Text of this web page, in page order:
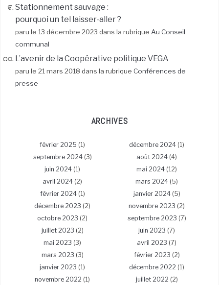
Stationnement sauvage :
pourquoi un tel laisser-aller ?
paru le 13 décembre 2023 dans la rubrique Au Conseil
communal
L’avenir de la Coopérative politique VEGA
paru le 21 mars 2018 dans la rubrique Conférences de
presse
ARCHIVES
février 2025 (1) décembre 2024 (1)
septembre 2024(3) août 2024 (4)
juin 2024 (1) mai 2024 (12)
avril 2024 (2) mars 2024 (5)
février 2024(1) janvier 2024(5)
décembre 2023 (2) novembre 2023 (2)
octobre 2023 (2) septembre 2023 (7)
juillet 2023 (2) juin 2023 (7)
mai 2023 (3) avril 2023 (7)
mars 2023 (3) février 2023 (2)
janvier 2023 (1) décembre 2022 (1)
novembre 2022 (1) juillet 2022 (2)